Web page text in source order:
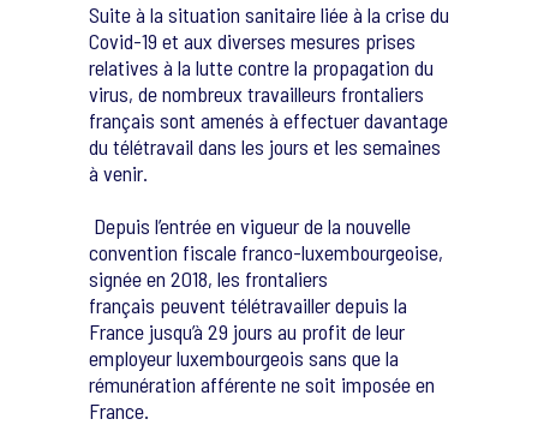
Suite à la situation sanitaire liée à la crise du
Covid-19 et aux diverses mesures prises
relatives à la lutte contre la propagation du
virus, de nombreux travailleurs frontaliers
français sont amenés à effectuer davantage
du télétravail dans les jours et les semaines
à venir.
Depuis l’entrée en vigueur de la nouvelle
convention fiscale franco-luxembourgeoise,
signée en 2018, les frontaliers
français peuvent télétravailler depuis la
France jusqu’à 29 jours au profit de leur
employeur luxembourgeois sans que la
rémunération afférente ne soit imposée en
France.